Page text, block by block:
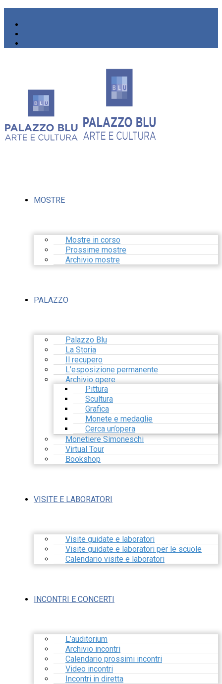
MOSTRE
Mostre in corso
Prossime mostre
Archivio mostre
PALAZZO
Palazzo Blu
La Storia
Il recupero
L’esposizione permanente
Archivio opere
Pittura
Scultura
Grafica
Monete e medaglie
Cerca un’opera
Monetiere Simoneschi
Virtual Tour
Bookshop
VISITE E LABORATORI
Visite guidate e laboratori
Visite guidate e laboratori per le scuole
Calendario visite e laboratori
INCONTRI E CONCERTI
L’auditorium
Archivio incontri
Calendario prossimi incontri
Video incontri
Incontri in diretta